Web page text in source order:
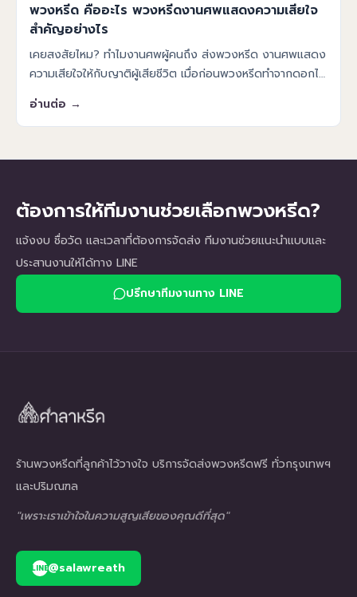
พวงหรีด คืออะไร พวงหรีดงานศพแสดงความเสียใจ
สำคัญอย่างไร
เคยสงสัยไหม? ทำไมงานศพผู้คนถึง ส่งพวงหรีด งานศพแสดง
ความเสียใจให้กับญาติผู้เสียชีวิต เมื่อก่อนพวงหรีดทำจากดอกไม้
ออกแบบพวงหรีดม
อ่านต่อ →
ต้องการให้ทีมงานช่วยเลือกพวงหรีด?
แจ้งงบ ชื่อวัด และเวลาที่ต้องการจัดส่ง ทีมงานช่วยแนะนำแบบและ
ประสานงานให้ได้ทาง LINE
ปรึกษาทีมงานทาง LINE
ร้านพวงหรีดที่ลูกค้าไว้วางใจ บริการจัดส่งพวงหรีดฟรี ทั่วกรุงเทพฯ
และปริมณฑล
"เพราะเราเข้าใจในความสูญเสียของคุณดีที่สุด"
LINE@salawreath